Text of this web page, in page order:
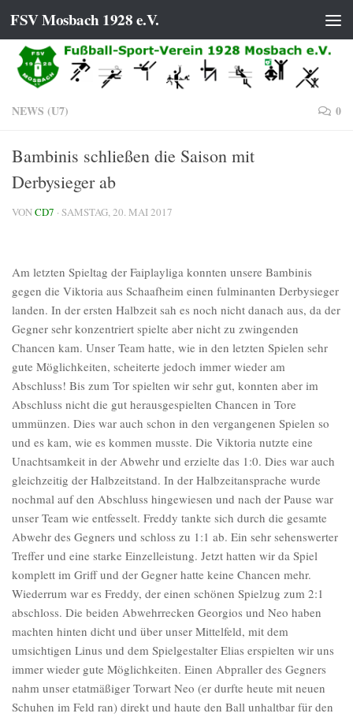
Zum Inhalt springen
FSV Mosbach 1928 e.V.
NEWS (U7) 0
Bambinis schließen die Saison mit
Derbysieger ab
VONCD7 · SAMSTAG, 20. MAI 2017
Am letzten Spieltag der Faiplayliga konnten unsere Bambinis
gegen die Viktoria aus Schaafheim einen fulminanten Derbysieger
landen. In der ersten Halbzeit sah es noch nicht danach aus, da der
Gegner sehr konzentriert spielte aber nicht zu zwingenden
Chancen kam. Unser Team hatte, wie in den letzten Spielen sehr
gute Möglichkeiten, scheiterte jedoch immer wieder am
Abschluss! Bis zum Tor spielten wir sehr gut, konnten aber im
Abschluss nicht die gut herausgespielten Chancen in Tore
ummünzen. Dies war auch schon in den vergangenen Spielen so
und es kam, wie es kommen musste. Die Viktoria nutzte eine
Unachtsamkeit in der Abwehr und erzielte das 1:0. Dies war auch
gleichzeitig der Halbzeitstand. In der Halbzeitansprache wurde
nochmal auf den Abschluss hingewiesen und nach der Pause war
unser Team wie entfesselt. Freddy tankte sich durch die gesamte
Abwehr des Gegners und schloss zu 1:1 ab. Ein sehr sehenswerter
Treffer und eine starke Einzelleistung. Jetzt hatten wir da Spiel
komplett im Griff und der Gegner hatte keine Chancen mehr.
Wiederrum war es Freddy, der einen schönen Spielzug zum 2:1
abschloss. Die beiden Abwehrrecken Georgios und Neo haben
machten hinten dicht und über unser Mittelfeld, mit dem
umsichtigen Linus und dem Spielgestalter Elias erspielten wir uns
immer wieder gute Möglichkeiten. Einen Abpraller des Gegners
nahm unser etatmäßiger Torwart Neo (er durfte heute mit neuen
Schuhen im Feld ran) direkt und haute den Ball unhaltbar für den